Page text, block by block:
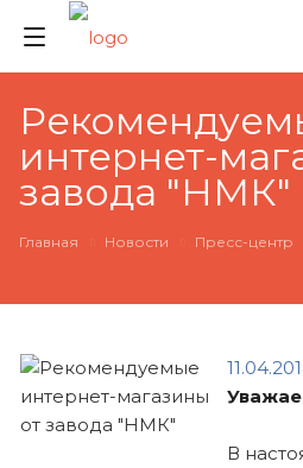
интернет-
завода "НМК"
Главная Новости Пресс-центр
В